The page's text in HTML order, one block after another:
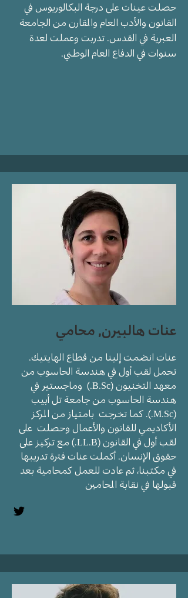
حصلت عينات على درجة البكالوريوس في
القانون والأدب العام والمقارن من الجامعة
العبرية في القدس. تدربت وعملت لعدة
سنوات في الدفاع العام الوطني.
عنات هالبيرن, محامي
عنات انضمت إلينا من قطاع الهايتيك.
تحمل لقب أول في هندسة الحاسوب من
معهد التخنيون (B.Sc.) وماجستير في
هندسة الحاسوب من جامعة تل أبيب
(M.Sc.). كما تخرجت بامتياز من المركز
الأكاديمي للقانون والأعمال وحصلت على
لقب أول في القانون (LL.B.) مع تركيز على
حقوق الإنسان. أكملت عنات فترة تدريبها
في مكتبنا، ثم عادت للعمل كمحامية بعد
قبولها في نقابة المحامين